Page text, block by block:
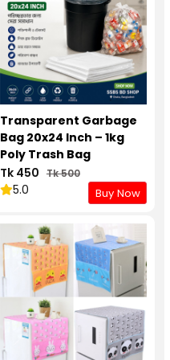
Transparent Garbage
Bag 20x24 Inch – 1kg
Poly Trash Bag
Tk 450 Tk 500
5.0 Buy Now